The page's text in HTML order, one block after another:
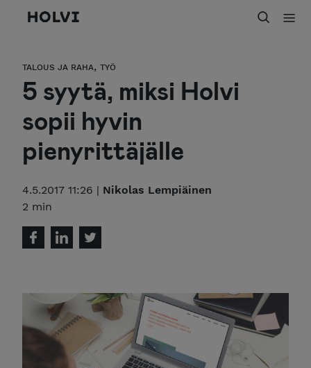
Holvi
TALOUS JA RAHA, TYÖ
5 syytä, miksi Holvi
sopii hyvin
pienyrittäjälle
4.5.2017 11:26 | Nikolas Lempiäinen
2 min